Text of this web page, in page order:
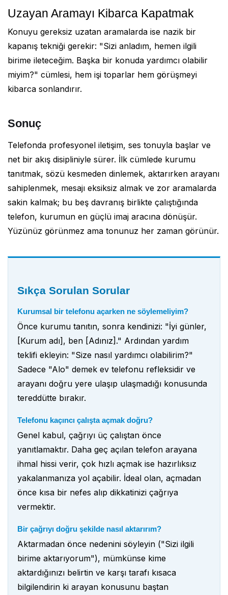
Uzayan Aramayı Kibarca Kapatmak
Konuyu gereksiz uzatan aramalarda ise nazik bir
kapanış tekniği gerekir: "Sizi anladım, hemen ilgili
birime ileteceğim. Başka bir konuda yardımcı olabilir
miyim?" cümlesi, hem işi toparlar hem görüşmeyi
kibarca sonlandırır.
Sonuç
Telefonda profesyonel iletişim, ses tonuyla başlar ve
net bir akış disipliniyle sürer. İlk cümlede kurumu
tanıtmak, sözü kesmeden dinlemek, aktarırken arayanı
sahiplenmek, mesajı eksiksiz almak ve zor aramalarda
sakin kalmak; bu beş davranış birlikte çalıştığında
telefon, kurumun en güçlü imaj aracına dönüşür.
Yüzünüz görünmez ama tonunuz her zaman görünür.
Sıkça Sorulan Sorular
Kurumsal bir telefonu açarken ne söylemeliyim?
Önce kurumu tanıtın, sonra kendinizi: "İyi günler,
[Kurum adı], ben [Adınız]." Ardından yardım
teklifi ekleyin: "Size nasıl yardımcı olabilirim?"
Sadece "Alo" demek ev telefonu refleksidir ve
arayanı doğru yere ulaşıp ulaşmadığı konusunda
tereddütte bırakır.
Telefonu kaçıncı çalışta açmak doğru?
Genel kabul, çağrıyı üç çalıştan önce
yanıtlamaktır. Daha geç açılan telefon arayana
ihmal hissi verir, çok hızlı açmak ise hazırlıksız
yakalanmanıza yol açabilir. İdeal olan, açmadan
önce kısa bir nefes alıp dikkatinizi çağrıya
vermektir.
Bir çağrıyı doğru şekilde nasıl aktarırım?
Aktarmadan önce nedenini söyleyin ("Sizi ilgili
birime aktarıyorum"), mümkünse kime
aktardığınızı belirtin ve karşı tarafı kısaca
bilgilendirin ki arayan konusunu baştan